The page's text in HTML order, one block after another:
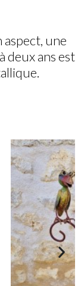
une
deux ans est